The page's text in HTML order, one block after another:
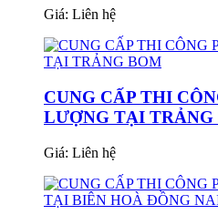
Giá: Liên hệ
CUNG CẤP THI
LƯỢNG TẠI TRẢNG
Giá: Liên hệ